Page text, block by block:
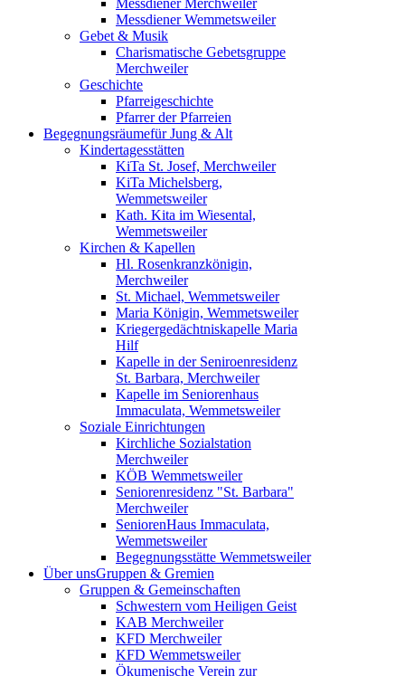
Messdiener Merchweiler
Messdiener Wemmetsweiler
Gebet & Musik
Charismatische Gebetsgruppe
Merchweiler
Geschichte
Pfarreigeschichte
Pfarrer der Pfarreien
Begegnungsräumefür Jung & Alt
Kindertagesstätten
KiTa St. Josef, Merchweiler
KiTa Michelsberg,
Wemmetsweiler
Kath. Kita im Wiesental,
Wemmetsweiler
Kirchen & Kapellen
Hl. Rosenkranzkönigin,
Merchweiler
St. Michael, Wemmetsweiler
Maria Königin, Wemmetsweiler
Kriegergedächtniskapelle Maria
Hilf
Kapelle in der Seniroenresidenz
St. Barbara, Merchweiler
Kapelle im Seniorenhaus
Immaculata, Wemmetsweiler
Soziale Einrichtungen
Kirchliche Sozialstation
Merchweiler
KÖB Wemmetsweiler
Seniorenresidenz "St. Barbara"
Merchweiler
SeniorenHaus Immaculata,
Wemmetsweiler
Begegnungsstätte Wemmetsweiler
Über unsGruppen & Gremien
Gruppen & Gemeinschaften
Schwestern vom Heiligen Geist
KAB Merchweiler
KFD Merchweiler
KFD Wemmetsweiler
Ökumenische Verein zur